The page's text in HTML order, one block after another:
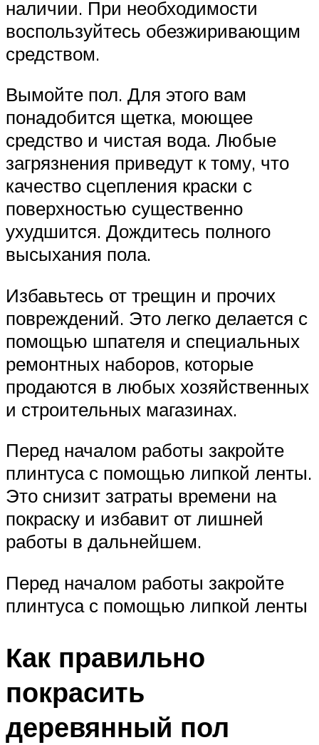
наличии. При необходимости
воспользуйтесь обезжиривающим
средством.
Вымойте пол. Для этого вам
понадобится щетка, моющее
средство и чистая вода. Любые
загрязнения приведут к тому, что
качество сцепления краски с
поверхностью существенно
ухудшится. Дождитесь полного
высыхания пола.
Избавьтесь от трещин и прочих
повреждений. Это легко делается с
помощью шпателя и специальных
ремонтных наборов, которые
продаются в любых хозяйственных
и строительных магазинах.
Перед началом работы закройте
плинтуса с помощью липкой ленты.
Это снизит затраты времени на
покраску и избавит от лишней
работы в дальнейшем.
Перед началом работы закройте
плинтуса с помощью липкой ленты
Как правильно
покрасить
деревянный пол